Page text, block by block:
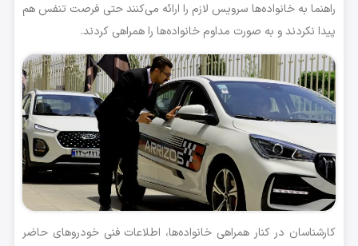
راهنما به خانواده‌ها سرویس لازم را ارائه می‌کنند حتی فرصت تنفس هم
پیدا نکردند و به صورت مداوم خانواده‌ها را همراهی کردند.
کارشناسان در کنار همراهی خانواده‌ها، اطلاعات فنی خودروهای حاضر